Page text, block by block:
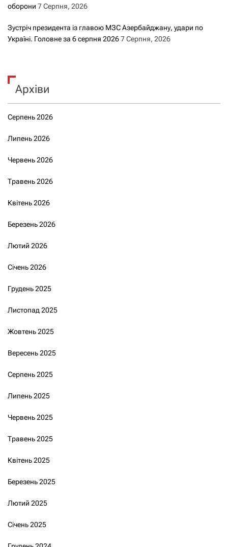
оборони 7 Серпня, 2026
Зустріч президента із главою МЗС Азербайджану, удари по
Україні. Головне за 6 серпня 20267 Серпня, 2026
Архіви
Серпень 2026
Липень 2026
Червень 2026
Травень 2026
Квітень 2026
Березень 2026
Лютий 2026
Січень 2026
Грудень 2025
Листопад 2025
Жовтень 2025
Вересень 2025
Серпень 2025
Липень 2025
Червень 2025
Травень 2025
Квітень 2025
Березень 2025
Лютий 2025
Січень 2025